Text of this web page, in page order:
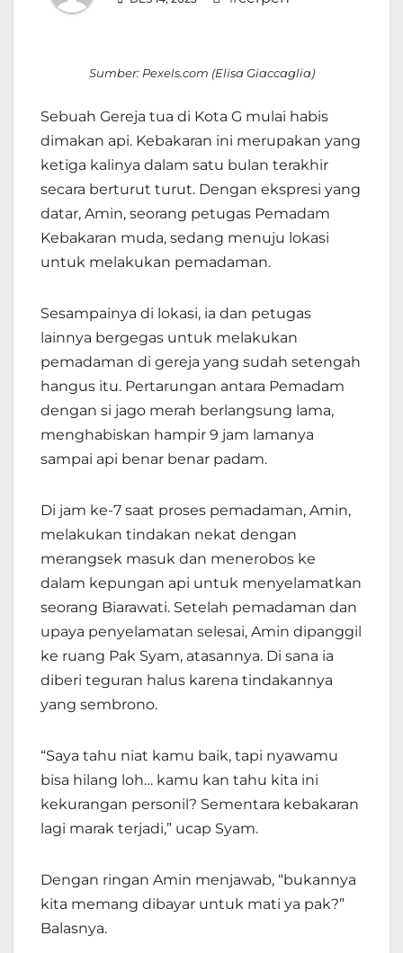
Sumber: Pexels.com (Elisa Giaccaglia)
Sebuah Gereja tua di Kota G mulai habis
dimakan api. Kebakaran ini merupakan yang
ketiga kalinya dalam satu bulan terakhir
secara berturut turut. Dengan ekspresi yang
datar, Amin, seorang petugas Pemadam
Kebakaran muda, sedang menuju lokasi
untuk melakukan pemadaman.
Sesampainya di lokasi, ia dan petugas
lainnya bergegas untuk melakukan
pemadaman di gereja yang sudah setengah
hangus itu. Pertarungan antara Pemadam
dengan si jago merah berlangsung lama,
menghabiskan hampir 9 jam lamanya
sampai api benar benar padam.
Di jam ke-7 saat proses pemadaman, Amin,
melakukan tindakan nekat dengan
merangsek masuk dan menerobos ke
dalam kepungan api untuk menyelamatkan
seorang Biarawati. Setelah pemadaman dan
upaya penyelamatan selesai, Amin dipanggil
ke ruang Pak Syam, atasannya. Di sana ia
diberi teguran halus karena tindakannya
yang sembrono.
“Saya tahu niat kamu baik, tapi nyawamu
bisa hilang loh… kamu kan tahu kita ini
kekurangan personil? Sementara kebakaran
lagi marak terjadi,” ucap Syam.
Dengan ringan Amin menjawab, “bukannya
kita memang dibayar untuk mati ya pak?”
Balasnya.